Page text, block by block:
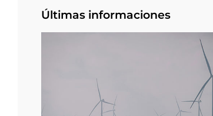
Últimas informaciones